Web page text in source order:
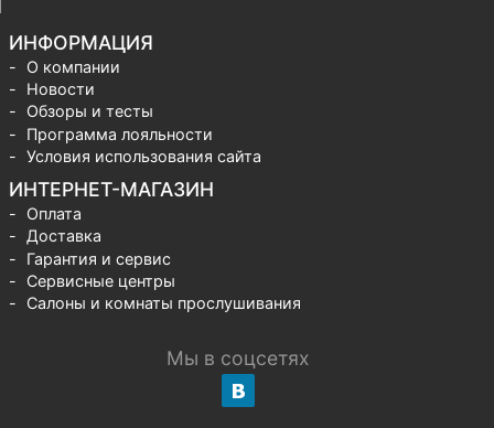
ИНФОРМАЦИЯ
О компании
Новости
Обзоры и тесты
Программа лояльности
Условия использования сайта
ИНТЕРНЕТ-МАГАЗИН
Оплата
Доставка
Гарантия и сервис
Сервисные центры
Салоны и комнаты прослушивания
Мы в соцсетях